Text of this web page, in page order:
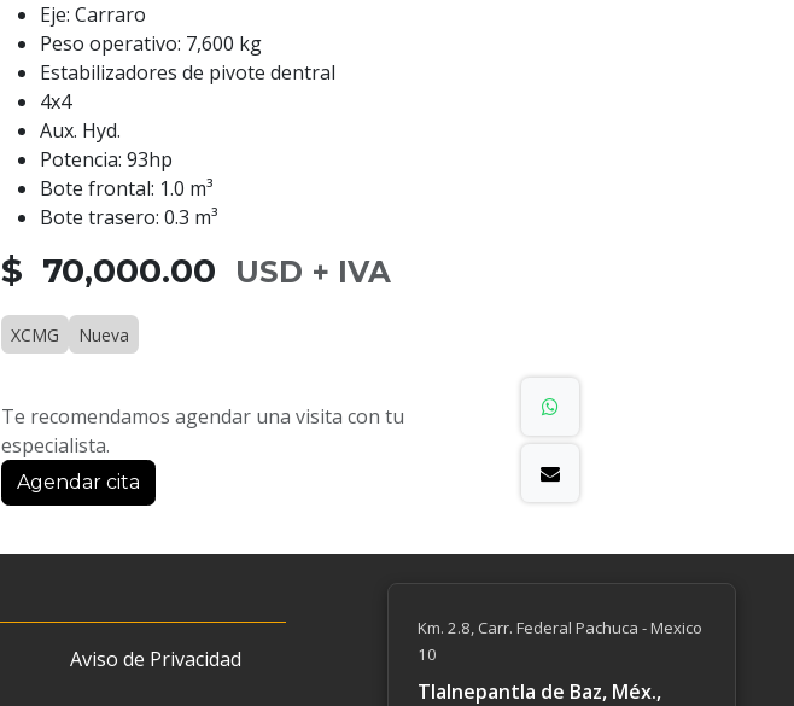
Eje: Carraro
Peso operativo: 7,600 kg
Estabilizadores de pivote dentral
4x4
Aux. Hyd.
Potencia: 93hp
Bote frontal: 1.0 m³
Bote trasero: 0.3 m³
$ 70,000.00 USD + IVA
XCMG Nueva
Te recomendamos agendar una visita con tu
especialista.
Agendar cita
Aviso de Privacidad
Km. 2.8, Carr. Federal Pachuca - Mexico
10
Tlalnepantla de Baz, Méx.,